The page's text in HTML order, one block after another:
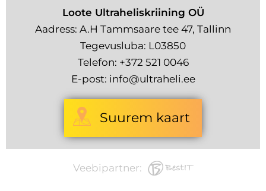
Loote Ultraheliskriining OÜ
Aadress: A.H Tammsaare tee 47, Tallinn
Tegevusluba: L03850
Telefon: +372 521 0046
E-post: info@ultraheli.ee
Suurem kaart
Veebipartner: